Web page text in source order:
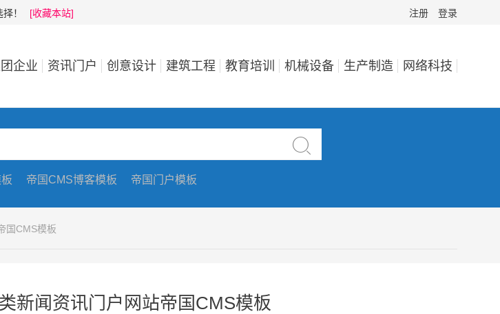
！ [收藏本站] 注册 登录
企业 资讯门户 创意设计 建筑工程 教育培训 机械设备 生产制造 网络科技

帝国CMS博客模板 帝国门户模板
国CMS模板
新闻资讯门户网站帝国CMS模板